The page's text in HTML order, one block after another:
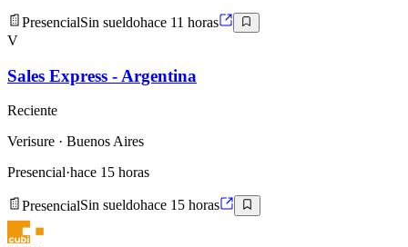
PresencialSin sueldohace 11 horas
V
Sales Express - Argentina
Reciente
Verisure · Buenos Aires
Presencial·hace 15 horas
PresencialSin sueldohace 15 horas